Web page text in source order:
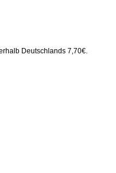
Deutschlands 7,70€.